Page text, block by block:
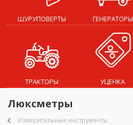
ШУРУПОВЕРТЫ ГЕНЕРАТОРЫ
ТРАКТОРЫ УЦЕНКА
Люксметры
Измерительные инструменты